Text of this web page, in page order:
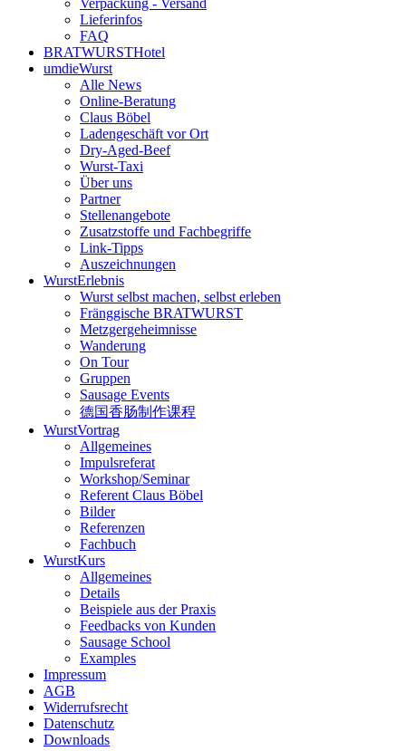
Verpackung - Versand
Lieferinfos
FAQ
BRATWURSTHotel
umdieWurst
Alle News
Online-Beratung
Claus Böbel
Ladengeschäft vor Ort
Dry-Aged-Beef
Wurst-Taxi
Über uns
Partner
Stellenangebote
Zusatzstoffe und Fachbegriffe
Link-Tipps
Auszeichnungen
WurstErlebnis
Wurst selbst machen, selbst erleben
Fränggische BRATWURST
Metzgergeheimnisse
Wanderung
On Tour
Gruppen
Sausage Events
德国香肠制作课程
WurstVortrag
Allgemeines
Impulsreferat
Workshop/Seminar
Referent Claus Böbel
Bilder
Referenzen
Fachbuch
WurstKurs
Allgemeines
Details
Beispiele aus der Praxis
Feedbacks von Kunden
Sausage School
Examples
Impressum
AGB
Widerrufsrecht
Datenschutz
Downloads